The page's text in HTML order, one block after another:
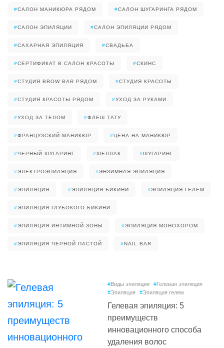
#САЛОН МАНИКЮРА РЯДОМ #САЛОН ШУГАРИНГА РЯДОМ
#САЛОН ЭПИЛЯЦИИ #САЛОН ЭПИЛЯЦИИ РЯДОМ
#САХАРНАЯ ЭПИЛЯЦИЯ #СВАДЬБА
#СЕРТИФИКАТ В САЛОН КРАСОТЫ #СКИНС
#СТУДИЯ BROW BAR РЯДОМ #СТУДИЯ КРАСОТЫ
#СТУДИЯ КРАСОТЫ РЯДОМ #УХОД ЗА РУКАМИ
#УХОД ЗА ТЕЛОМ #ФЛЕШ ТАТУ
#ФРАНЦУЗСКИЙ МАНИКЮР #ЦЕНА НА МАНИКЮР
#ЧЕРНЫЙ ШУГАРИНГ #ШЕЛЛАК #ШУГАРИНГ
#ЭЛЕКТРОЭПИЛЯЦИЯ #ЭНЗИМНАЯ ЭПИЛЯЦИЯ
#ЭПИЛЯЦИЯ #ЭПИЛЯЦИЯ БИКИНИ #ЭПИЛЯЦИЯ ГЕЛЕМ
#ЭПИЛЯЦИЯ ГЛУБОКОГО БИКИНИ
#ЭПИЛЯЦИЯ ИНТИМНОЙ ЗОНЫ #ЭПИЛЯЦИЯ МОНОХОРОМ
#ЭПИЛЯЦИЯ ЧЕРНОЙ ПАСТОЙ #NAIL BAR
#Виды эпиляции #Гелевая эпиляция
#Эпиляция #Эпиляция гелем
Гелевая эпиляция: 5
преимуществ
инновационного способа
удаления волос